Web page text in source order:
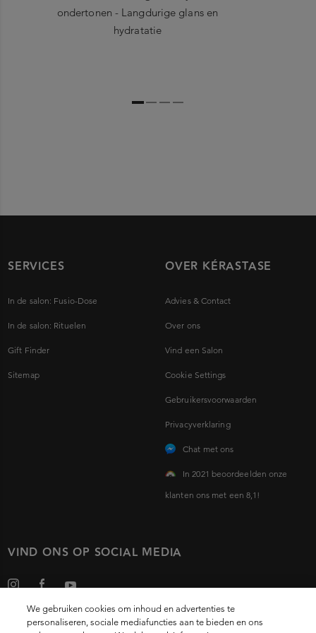
ondertonen - Langdurige glans en
hydratatie
SERVICES
In de salon: Fusio-Dose
In de salon: Rituelen
Gift Finder
Sitemap
OVER KÉRASTASE
Advies & Contact
Over ons
Vind een Salon
Cookie Settings
Gebruikersvoorwaarden
Privacyverklaring
Chat met ons
In 2021 beoordeelden onze
klanten ons met een 8,1!
VIND ONS OP SOCIAL MEDIA
We gebruiken cookies om inhoud en advertenties te
personaliseren, sociale mediafuncties aan te bieden en ons